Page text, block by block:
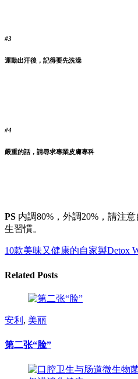
#3
運動出汗後，記得要先洗澡
#4
嚴重的話，請尋求專業皮膚專科
PS 内調80%，外調20%，請注
生習慣。
10款美味又健康的自家製Detox
Related Posts
安利 , 美丽
第二张“脸”